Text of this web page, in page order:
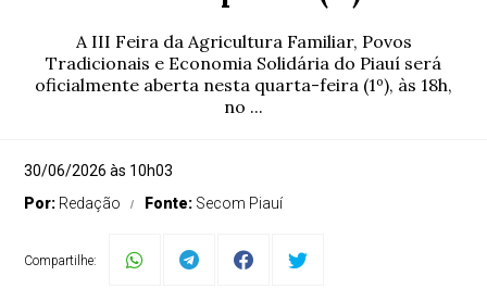
A III Feira da Agricultura Familiar, Povos
Tradicionais e Economia Solidária do Piauí será
oficialmente aberta nesta quarta-feira (1º), às 18h,
no ...
30/06/2026 às 10h03
Por: Redação Fonte: Secom Piauí
Compartilhe: